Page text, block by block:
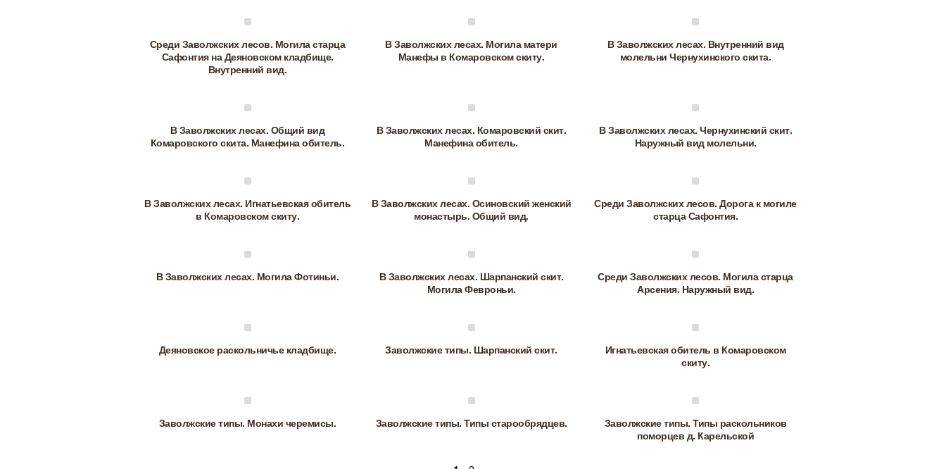
Среди Заволжских лесов. Могила старца
Сафонтия на Деяновском кладбище.
Внутренний вид.
В Заволжских лесах. Могила матери
Манефы в Комаровском скиту.
В Заволжских лесах. Внутренний вид
молельни Чернухинского скита.
В Заволжских лесах. Общий вид
Комаровского скита. Манефина обитель.
В Заволжских лесах. Комаровский скит.
Манефина обитель.
В Заволжских лесах. Чернухинский скит.
Наружный вид молельни.
В Заволжских лесах. Игнатьевская обитель
в Комаровском скиту.
В Заволжских лесах. Осиновский женский
монастырь. Общий вид.
Среди Заволжских лесов. Дорога к могиле
старца Сафонтия.
В Заволжских лесах. Могила Фотиньи.
В Заволжских лесах. Шарпанский скит.
Могила Февроньи.
Среди Заволжских лесов. Могила старца
Арсения. Наружный вид.
Деяновское раскольничье кладбище. Заволжские типы. Шарпанский скит.
Игнатьевская обитель в Комаровском
скиту.
Заволжские типы. Монахи черемисы. Заволжские типы. Типы старообрядцев.
Заволжские типы. Типы раскольников
поморцев д. Карельской